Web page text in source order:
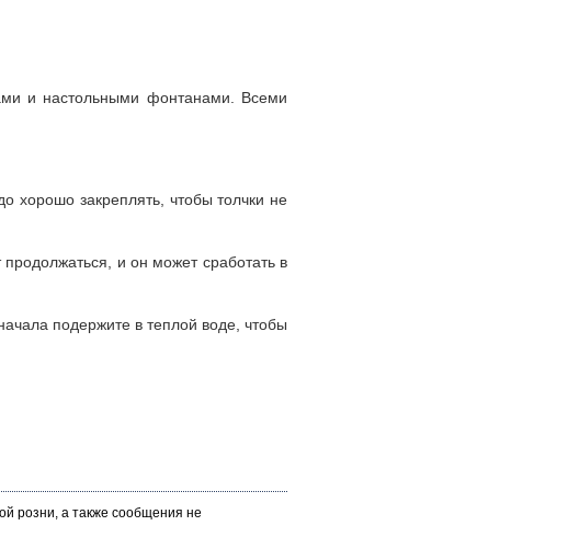
и настольными фонтанами. Всеми
хорошо закреплять, чтобы толчки не
и он может сработать в
подержите в теплой воде, чтобы
розни, а также сообщения не